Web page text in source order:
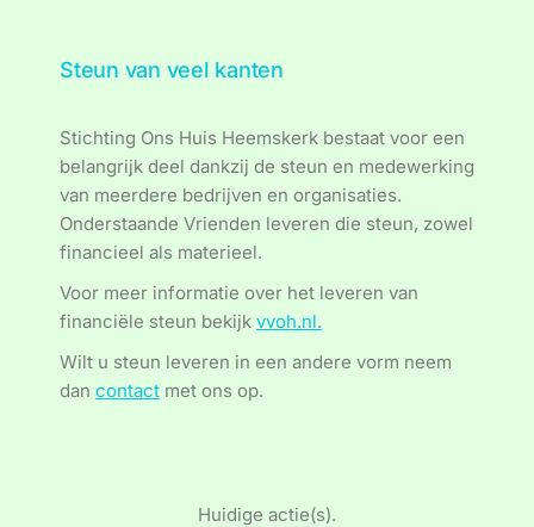
Steun van veel kanten
Stichting Ons Huis Heemskerk bestaat voor een
belangrijk deel dankzij de steun en medewerking
van meerdere bedrijven en organisaties.
Onderstaande Vrienden leveren die steun, zowel
financieel als materieel.
Voor meer informatie over het leveren van
financiële steun bekijk vvoh.nl.
Wilt u steun leveren in een andere vorm neem
dan contact met ons op.
Huidige actie(s).